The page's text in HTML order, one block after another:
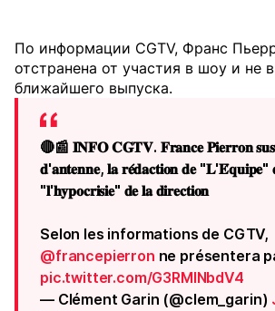
По информации CGTV, Франс
отстранена от участия в шоу и не
ближайшего выпуска.
🔴📰 𝐈𝐍𝐅𝐎 𝐂𝐆𝐓𝐕. 𝐅𝐫𝐚𝐧𝐜𝐞 𝐏𝐢𝐞𝐫𝐫𝐨𝐧
𝐝'𝐚𝐧𝐭𝐞𝐧𝐧𝐞, 𝐥𝐚 𝐫𝐞́𝐝𝐚𝐜𝐭𝐢𝐨𝐧 𝐝𝐞 "𝐋'𝐄́𝐪𝐮𝐢𝐩𝐞"
"𝐥'𝐡𝐲𝐩𝐨𝐜𝐫𝐢𝐬𝐢𝐞" 𝐝𝐞 𝐥𝐚 𝐝𝐢𝐫𝐞𝐜𝐭𝐢𝐨𝐧
Selon les informations de CGTV,
@francepierron ne présentera
pic.twitter.com/G3RMlNbdV4
— Clément Garin (@clem_garin)